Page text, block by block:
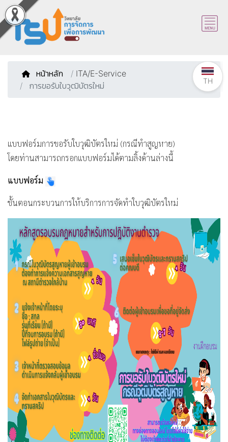
หน้าหลัก / ITA/E-Service
การขอรับใบวุฒิบัตรใหม่
แบบฟอร์มการขอรับใบวุฒิบัตรใหม่ (กรณีทำสูญหาย)
โดยท่านสามารถกรอกแบบฟอร์มได้ตามลิ้งด้านล่างนี้
แบบฟอร์ม
ขั้นตอนกระบวนการให้บริการการจัดทำใบวุฒิบัตรใหม่
TH